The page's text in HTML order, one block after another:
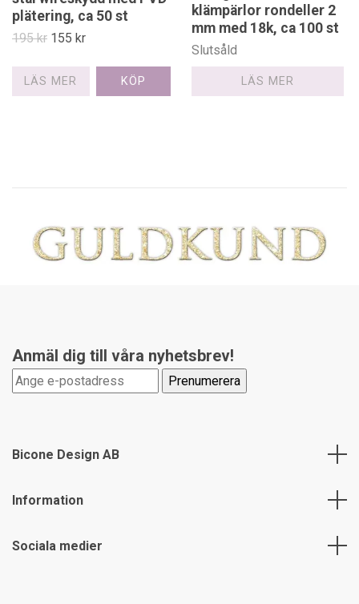
plätering, ca 50 st
195 kr 155 kr
LÄS MER
klämpärlor rondeller 2
mm med 18k, ca 100 st
Slutsåld
LÄS MER
Anmäl dig till våra nyhetsbrev!
Bicone Design AB
Information
Sociala medier